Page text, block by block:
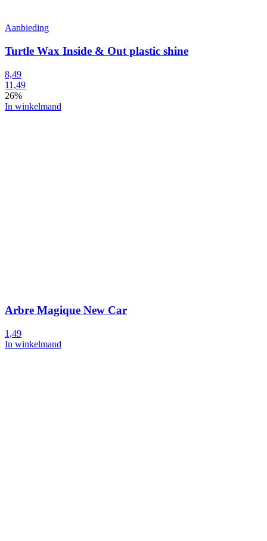
Aanbieding
Turtle Wax Inside & Out plastic shine
8,49
11,49
26%
In winkelmand
Arbre Magique New Car
1,49
In winkelmand